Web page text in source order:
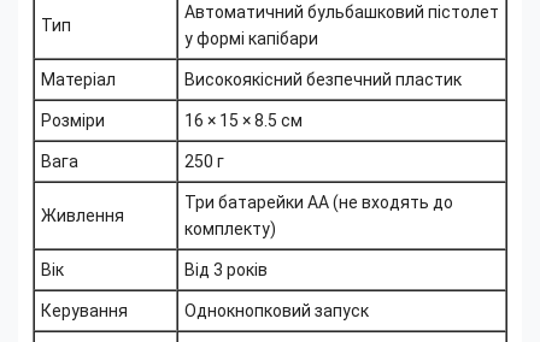
Тип
Автоматичний бульбашковий пістолет
у формі капібари
Матеріал Високоякісний безпечний пластик
Розміри 16 × 15 × 8.5 см
Вага 250 г
Живлення
Три батарейки AA (не входять до
комплекту)
Вік Від 3 років
Керування Однокнопковий запуск